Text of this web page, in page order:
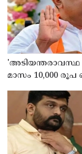
'അടിയന്തരാവസ്ഥ
മാസം 10,000